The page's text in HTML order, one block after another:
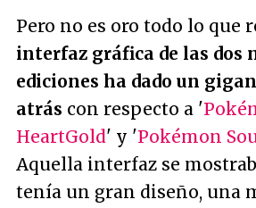
Pero no es oro todo lo que
interfaz gráfica de las dos
ediciones ha dado un
atrás con respecto a '
HeartGold' y 'Pokémon
Aquella interfaz se
tenía un gran diseño, una